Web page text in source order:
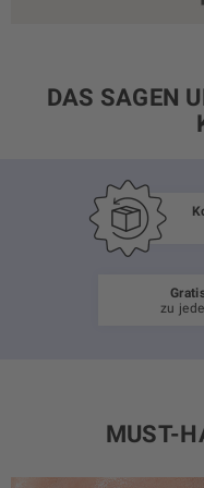
DAS SAGEN
zu
MUST-